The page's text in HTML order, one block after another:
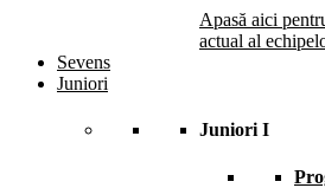
Apasă aici
actual al
Sevens
Juniori
Juniori I